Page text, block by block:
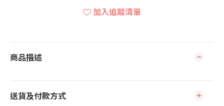
加入追蹤清單
商品描述
送貨及付款方式